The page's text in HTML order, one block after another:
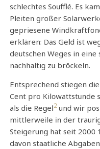
schlechtes Soufflé. Es
Pleiten großer
gepriesene
erklären: Das Geld ist
deutschen Weges in
nachhaltig zu bröckeln.
Entsprechend stiegen
Cent pro Kilowattstunde
als die Regel2 und wir
mittlerweile in der
Steigerung hat seit 2000
davon staatliche